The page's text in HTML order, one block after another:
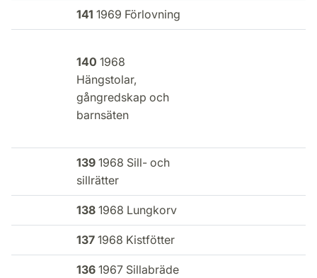
141 1969 Förlovning
140 1968
Hängstolar,
gångredskap och
barnsäten
139 1968 Sill- och
sillrätter
138 1968 Lungkorv
137 1968 Kistfötter
136 1967 Sillabräde